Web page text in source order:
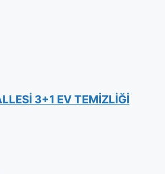
3+1 EV TEMİZLİĞİ